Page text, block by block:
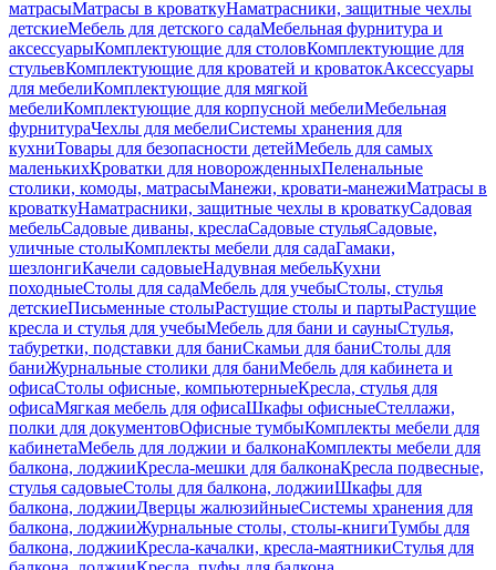
матрасыМатрасы в кроваткуНаматрасники, защитные чехлы
детскиеМебель для детского садаМебельная фурнитура и
аксессуарыКомплектующие для столовКомплектующие для
стульевКомплектующие для кроватей и кроватокАксессуары
для мебелиКомплектующие для мягкой
мебелиКомплектующие для корпусной мебелиМебельная
фурнитураЧехлы для мебелиСистемы хранения для
кухниТовары для безопасности детейМебель для самых
маленькихКроватки для новорожденныхПеленальные
столики, комоды, матрасыМанежи, кровати-манежиМатрасы в
кроваткуНаматрасники, защитные чехлы в кроваткуСадовая
мебельСадовые диваны, креслаСадовые стульяСадовые,
уличные столыКомплекты мебели для садаГамаки,
шезлонгиКачели садовыеНадувная мебельКухни
походныеСтолы для садаМебель для учебыСтолы, стулья
детскиеПисьменные столыРастущие столы и партыРастущие
кресла и стулья для учебыМебель для бани и сауныСтулья,
табуретки, подставки для баниСкамьи для баниСтолы для
баниЖурнальные столики для баниМебель для кабинета и
офисаСтолы офисные, компьютерныеКресла, стулья для
офисаМягкая мебель для офисаШкафы офисныеСтеллажи,
полки для документовОфисные тумбыКомплекты мебели для
кабинетаМебель для лоджии и балконаКомплекты мебели для
балкона, лоджииКресла-мешки для балконаКресла подвесные,
стулья садовыеСтолы для балкона, лоджииШкафы для
балкона, лоджииДверцы жалюзийныеСистемы хранения для
балкона, лоджииЖурнальные столы, столы-книгиТумбы для
балкона, лоджииКресла-качалки, кресла-маятникиСтулья для